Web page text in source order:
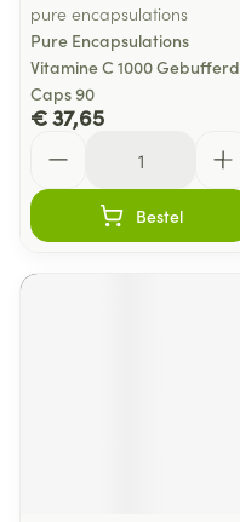
pure encapsulations
Pure Encapsulations
Vitamine C 1000 Gebufferd
Caps 90
€ 37,65
Bestel